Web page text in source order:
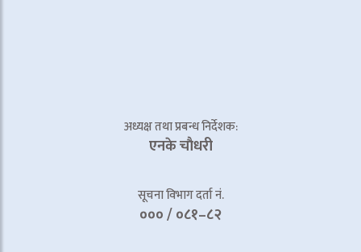
अध्यक्ष तथा प्रबन्ध निर्देशक:
एनके चाैधरी
सूचना विभाग दर्ता नं.
००० / ०८१–८२